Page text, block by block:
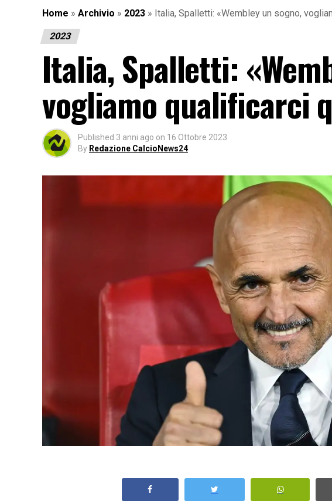
Home » Archivio » 2023 » Italia, Spalletti: «Wembley un sogno,
2023
Italia, Spalletti:
vogliamo qualificarci
Published 3 anni ago on 16 Ottobre 2023
By Redazione CalcioNews24